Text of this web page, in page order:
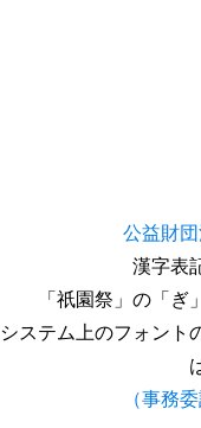
公益財
漢字表
「祇園祭」の「ぎ
システム上のフォント
（事務